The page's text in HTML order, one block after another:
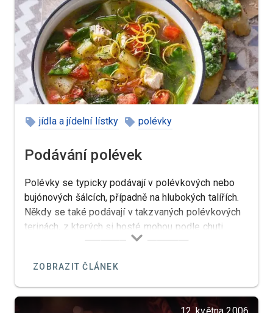
jídla a jídelní lístky polévky
Podávání polévek
Polévky se typicky podávají v polévkových nebo
bujónových šálcích, případně na hlubokých talířích.
Někdy se také podávají v takzvaných polévkových
terinách, z kterých si hosté mohou podle chuti
ZOBRAZIT ČLÁNEK